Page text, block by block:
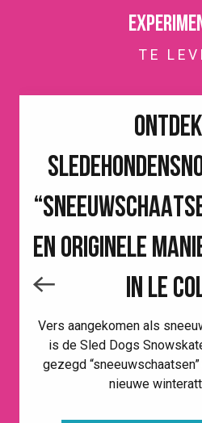
TE
EN ORIGINELE
IN LE
Vers aangekomen als
is de Sled Dogs
gezegd
nieuwe